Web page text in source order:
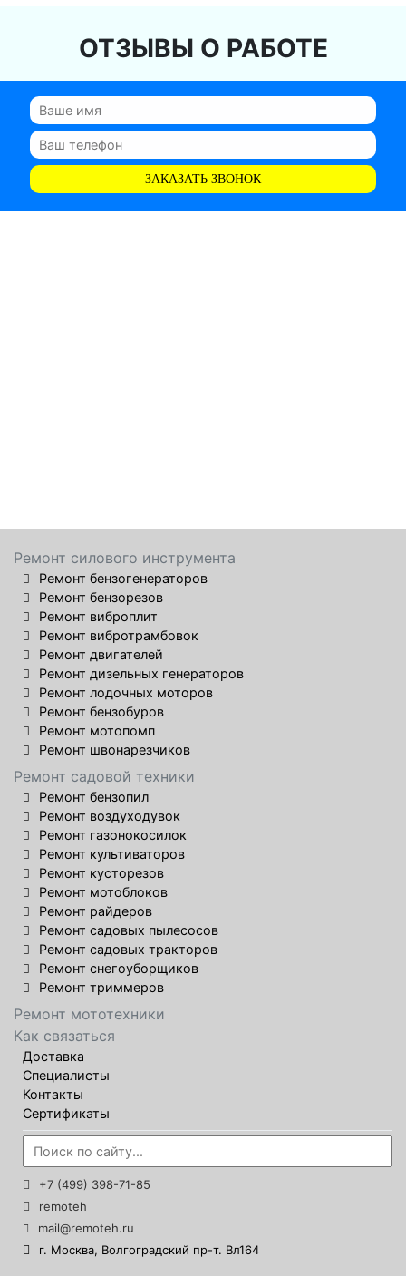
ОТЗЫВЫ О РАБОТЕ
ЗАКАЗАТЬ ЗВОНОК
Ремонт силового инструмента
Ремонт бензогенераторов
Ремонт бензорезов
Ремонт виброплит
Ремонт вибротрамбовок
Ремонт двигателей
Ремонт дизельных генераторов
Ремонт лодочных моторов
Ремонт бензобуров
Ремонт мотопомп
Ремонт швонарезчиков
Ремонт садовой техники
Ремонт бензопил
Ремонт воздуходувок
Ремонт газонокосилок
Ремонт культиваторов
Ремонт кусторезов
Ремонт мотоблоков
Ремонт райдеров
Ремонт садовых пылесосов
Ремонт садовых тракторов
Ремонт снегоуборщиков
Ремонт триммеров
Ремонт мототехники
Как связаться
Доставка
Специалисты
Контакты
Сертификаты
+7 (499) 398-71-85
remoteh
mail@remoteh.ru
г. Москва, Волгоградский пр-т. Вл164